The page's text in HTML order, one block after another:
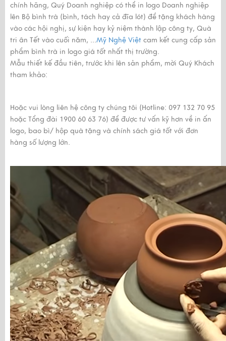
chính hãng, Quý Doanh nghiệp có thể in logo Doanh nghiệp
lên Bộ bình trà (bình, tách hay cả đĩa lót) để tặng khách hàng
vào các hội nghị, sự kiện hay kỷ niệm thành lập công ty, Quà
tri ân Tết vào cuối năm, ...Mỹ Nghệ Việt cam kết cung cấp sản
phẩm bình trà in logo giá tốt nhất thị trường.
Mẫu thiết kế đầu tiên, trước khi lên sản phẩm, mời Quý Khách
tham khảo:
Hoặc vui lòng liên hệ công ty chúng tôi (Hotline: 097 132 70 95
hoặc Tổng đài 1900 60 63 76) để được tư vấn kỹ hơn về in ấn
logo, bao bì/ hộp quà tặng và chính sách giá tốt với đơn
hàng số lượng lớn.